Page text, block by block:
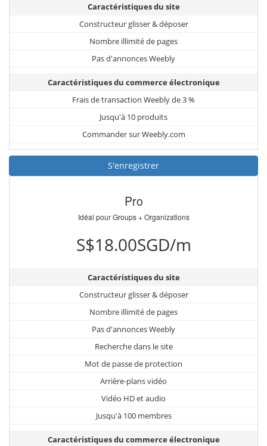
Caractéristiques du site
Constructeur glisser & déposer
Nombre illimité de pages
Pas d'annonces Weebly
Caractéristiques du commerce électronique
Frais de transaction Weebly de 3 %
Jusqu'à 10 produits
Commander sur Weebly.com
S'enregistrer
Pro
Idéal pour Groups + Organizations
S$18.00SGD/m
Caractéristiques du site
Constructeur glisser & déposer
Nombre illimité de pages
Pas d'annonces Weebly
Recherche dans le site
Mot de passe de protection
Arrière-plans vidéo
Vidéo HD et audio
Jusqu'à 100 membres
Caractéristiques du commerce électronique